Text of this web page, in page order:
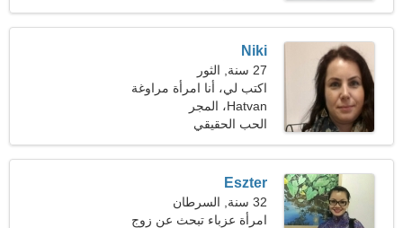
Niki
27 سنة, الثور
اكتب لي، أنا امرأة مراوغة
Hatvan، المجر
الحب الحقيقي
Eszter
32 سنة, السرطان
امرأة عزباء تبحث عن زوج